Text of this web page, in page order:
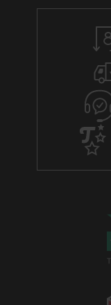
r